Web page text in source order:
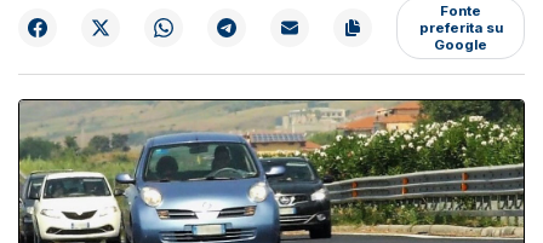
Fonte
preferita su
Google